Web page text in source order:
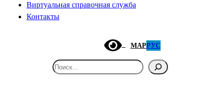
Виртуальная справочная служба
Контакты
МАРРУС
Поиск